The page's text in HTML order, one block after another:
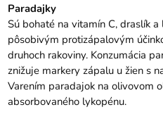
Paradajky
Sú bohaté na vitamín C, draslík
pôsobivým protizápalovým
druhoch rakoviny. Konzumácia
znižuje markery zápalu u žien s
Varením paradajok na olivovom
absorbovaného lykopénu.